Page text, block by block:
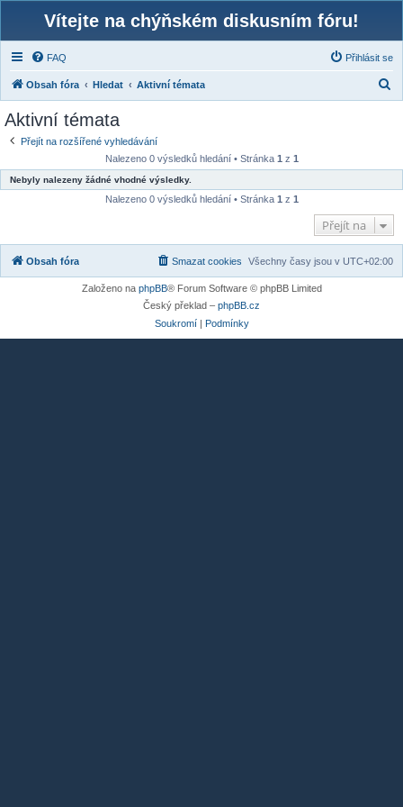
Vítejte na chýňském diskusním fóru!
FAQ Přihlásit se
Obsah fóra Hledat Aktivní témata
a
t
Aktivní témata
Přejít na rozšířené vyhledávání
Nalezeno 0 výsledků hledání • Stránka 1 z 1
Nebyly nalezeny žádné vhodné výsledky.
Nalezeno 0 výsledků hledání • Stránka 1 z 1
Přejít na
Obsah fóra Všechny časy jsou v UTC+02:00
Smazat cookies
Založeno na phpBB® Forum Software © phpBB Limited
Český překlad – phpBB.cz
Soukromí| Podmínky